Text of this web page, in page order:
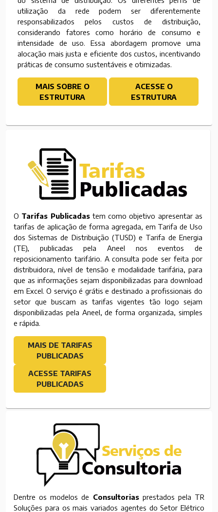
utilização da rede podem ser diferentemente
responsabilizados pelos custos de distribuição,
considerando fatores como horário de consumo e
intensidade de uso. Essa abordagem promove uma
alocação mais justa e eficiente dos custos, incentivando
práticas de consumo sustentáveis e otimizadas.
MAIS SOBRE O
ESTRUTURA
ACESSE O
ESTRUTURA
O Tarifas Publicadastem como objetivo apresentar as
tarifas de aplicação de forma agregada, em Tarifa de Uso
dos Sistemas de Distribuição (TUSD) e Tarifa de Energia
(TE), publicadas pela Aneel nos eventos de
reposicionamento tarifário. A consulta pode ser feita por
distribuidora, nível de tensão e modalidade tarifária, para
que as informações sejam disponibilizadas para download
em Excel. O serviço é grátis e destinado a profissionais do
setor que buscam as tarifas vigentes tão logo sejam
disponibilizadas pela Aneel, de forma organizada, simples
e rápida.
MAIS DE TARIFAS
PUBLICADAS
ACESSE TARIFAS
PUBLICADAS
Dentre os modelos de Consultoriasprestados pela TR
Soluções para os mais variados agentes do Setor Elétrico